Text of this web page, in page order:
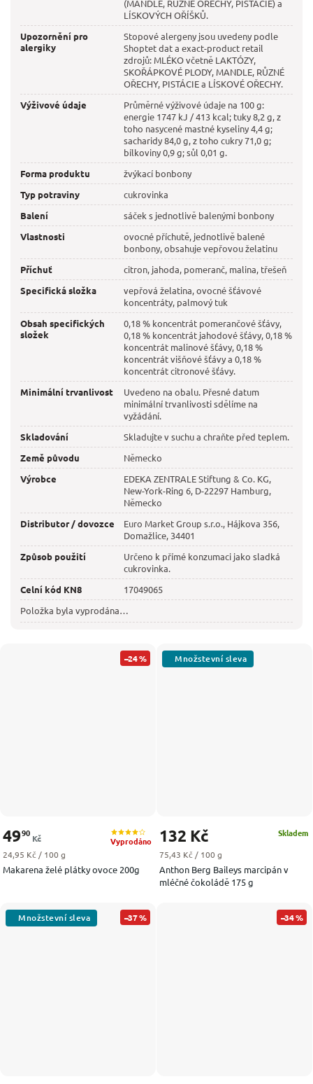
(MANDLE, RŮZNÉ OŘECHY, PISTÁCIE) a
LÍSKOVÝCH OŘÍŠKŮ.
Upozornění pro
alergiky
Stopové alergeny jsou uvedeny podle
Shoptet dat a exact-product retail
zdrojů: MLÉKO včetně LAKTÓZY,
SKOŘÁPKOVÉ PLODY, MANDLE, RŮZNÉ
OŘECHY, PISTÁCIE a LÍSKOVÉ OŘECHY.
Výživové údaje
Průměrné výživové údaje na 100 g:
energie 1747 kJ / 413 kcal; tuky 8,2 g, z
toho nasycené mastné kyseliny 4,4 g;
sacharidy 84,0 g, z toho cukry 71,0 g;
bílkoviny 0,9 g; sůl 0,01 g.
Forma produktu
žvýkací bonbony
Typ potraviny
cukrovinka
Balení
sáček s jednotlivě balenými bonbony
Vlastnosti
ovocné příchutě, jednotlivě balené
bonbony, obsahuje vepřovou želatinu
Příchuť
citron, jahoda, pomeranč, malina, třešeň
Specifická složka
vepřová želatina, ovocné šťávové
koncentráty, palmový tuk
Obsah specifických
složek
0,18 % koncentrát pomerančové šťávy,
0,18 % koncentrát jahodové šťávy, 0,18 %
koncentrát malinové šťávy, 0,18 %
koncentrát višňové šťávy a 0,18 %
koncentrát citronové šťávy.
Minimální trvanlivost
Uvedeno na obalu. Přesné datum
minimální trvanlivosti sdělíme na
vyžádání.
Skladování
Skladujte v suchu a chraňte před teplem.
Země původu
Německo
Výrobce
EDEKA ZENTRALE Stiftung & Co. KG,
New-York-Ring 6, D-22297 Hamburg,
Německo
Distributor / dovozce
Euro Market Group s.r.o., Hájkova 356,
Domažlice, 34401
Způsob použití
Určeno k přímé konzumaci jako sladká
cukrovinka.
Celní kód KN8
17049065
Položka byla vyprodána…
–24 %
Makarena želé plátky ovoce 200g
Vyprodáno
4990
Kč
Měrná cena:
24,95 Kč / 100 g
Anthon Berg Baileys marcipán v
mléčné čokoládě 175 g
Skladem
132 Kč
Měrná cena:
75,43 Kč / 100 g
–37 % –34 %